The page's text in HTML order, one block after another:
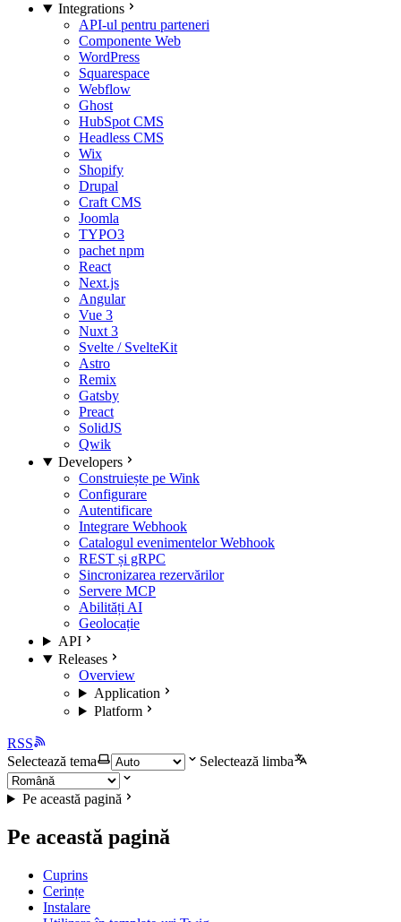
Integrations
API-ul pentru parteneri
Componente Web
WordPress
Squarespace
Webflow
Ghost
HubSpot CMS
Headless CMS
Wix
Shopify
Drupal
Craft CMS
Joomla
TYPO3
pachet npm
React
Next.js
Angular
Vue 3
Nuxt 3
Svelte / SvelteKit
Astro
Remix
Gatsby
Preact
SolidJS
Qwik
Developers
Construiește pe Wink
Configurare
Autentificare
Integrare Webhook
Catalogul evenimentelor Webhook
REST și gRPC
Sincronizarea rezervărilor
Servere MCP
Abilități AI
Geolocație
API
Releases
Overview
Application
Platform
RSS
Selectează tema
Selectează limba
Pe această pagină
Pe această pagină
Cuprins
Cerințe
Instalare